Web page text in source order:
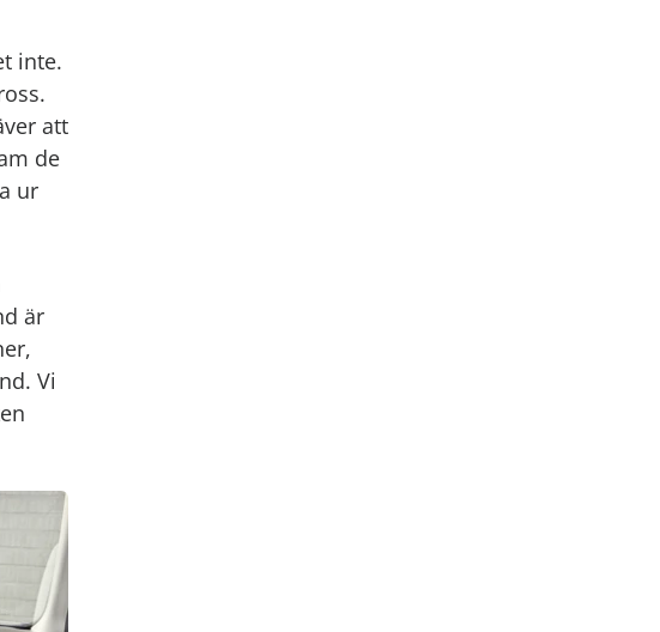
inte.
att
de
ur
är
Vi